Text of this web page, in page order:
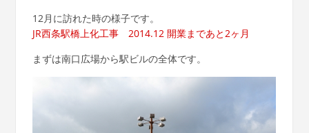
12月に訪れた時の様子です。
JR西条駅橋上化工事 2014.12 開業まであと2ヶ月
まずは南口広場から駅ビルの全体です。